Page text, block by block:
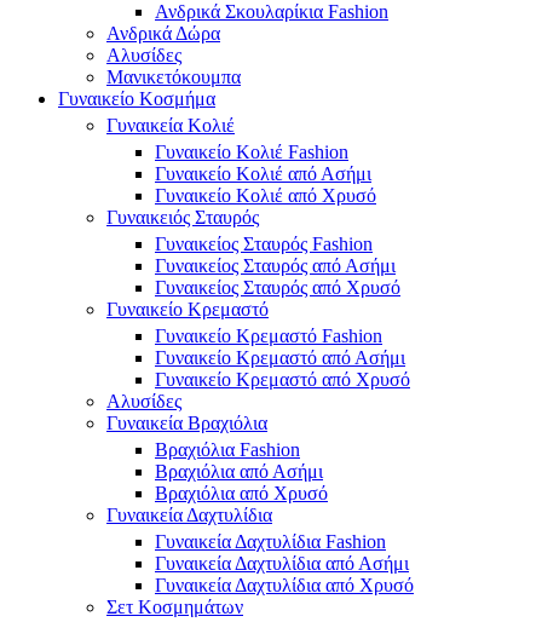
Ανδρικά Σκουλαρίκια Fashion
Ανδρικά Δώρα
Αλυσίδες
Μανικετόκουμπα
Γυναικείο Κοσμήμα
Γυναικεία Κολιέ
Γυναικείο Κολιέ Fashion
Γυναικείο Κολιέ από Ασήμι
Γυναικείο Κολιέ από Χρυσό
Γυναικειός Σταυρός
Γυναικείος Σταυρός Fashion
Γυναικείος Σταυρός από Ασήμι
Γυναικείος Σταυρός από Χρυσό
Γυναικείο Κρεμαστό
Γυναικείο Κρεμαστό Fashion
Γυναικείο Κρεμαστό από Ασήμι
Γυναικείο Κρεμαστό από Χρυσό
Αλυσίδες
Γυναικεία Βραχιόλια
Βραχιόλια Fashion
Βραχιόλια από Ασήμι
Βραχιόλια από Χρυσό
Γυναικεία Δαχτυλίδια
Γυναικεία Δαχτυλίδια Fashion
Γυναικεία Δαχτυλίδια από Ασήμι
Γυναικεία Δαχτυλίδια από Χρυσό
Σετ Κοσμημάτων